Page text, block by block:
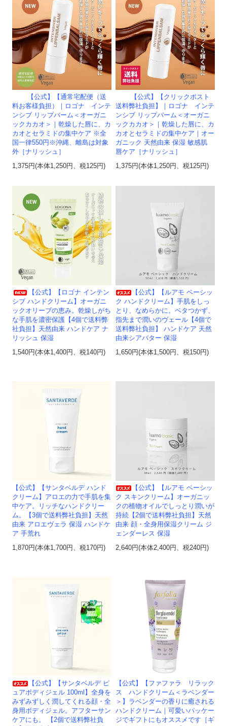
【公式】【通常宅配便（送
料お客様負担）｜ロゴナ インテ
ンシブ リップバーム＜オーガニ
ックカカオ＞｜乾燥した唇に、カ
カオとセラミドの集中ケア ※全
国一律550円※沖縄、離島は対象
外［ナリッシュ］
1,375円(本体1,250円、税125円)
【公式】【クリックポスト
送料弊社負担】｜ロゴナ インテ
ンシブ リップバーム＜オーガニ
ックカカオ＞｜乾燥した唇に、カ
カオとセラミドの集中ケア｜オー
ガニック 天然由来 保湿 敏感肌
唇ケア［ナリッシュ］
1,375円(本体1,250円、税125円)
【公式】【ロゴナ インテン
シブ ハンドクリーム】オーガニ
ックオリーブの恵み。乾燥しがち
な手肌を濃密保護【4個で送料弊
社負担】天然由来 ハンドケア ナ
リッシュ 保湿
1,540円(本体1,400円、税140円)
【公式】【ルアモ ベーシッ
ク ハンドクリーム】手肌をしっ
とり、なめらかに。ベタつかず、
指先まで潤いのヴェール【4個で
送料弊社負担】 ハンドケア 天然
由来シアバター 保湿
1,650円(本体1,500円、税150円)
【公式】【サンタベルデ ハンド
クリーム】アロエの力で手肌を集
中ケア。リッチなハンドクリー
ム。【3個で送料弊社負担】天然
由来 アロエヴェラ 保湿 ハンドケ
ア 手荒れ
1,870円(本体1,700円、税170円)
【公式】【ルアモ ベーシッ
ク スキンクリーム】オーガニッ
クの植物オイルでしっとり潤いが
持続【2個で送料弊社負担】天然
由来 顔・全身用保湿クリーム ジ
ェンダーレス 保湿
2,640円(本体2,400円、税240円)
【公式】【サンタベルデ ピ
ュアボディジェル 100ml】全身を
みずみずしく潤してくれる顔・全
身用ボディジェル。アフターサン
ケアにも。 【2個で送料弊社負
【公式】【ファファラ リラック
ス ハンドクリーム＜ラベンダー
＞】ラベンダーの香りに癒される
ハンドクリーム｜可愛いパッケー
ジでギフトにもオススメです［ギ